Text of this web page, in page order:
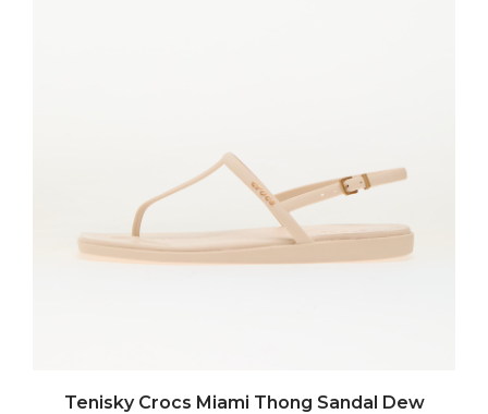
Tenisky Crocs Miami Thong Sandal Dew